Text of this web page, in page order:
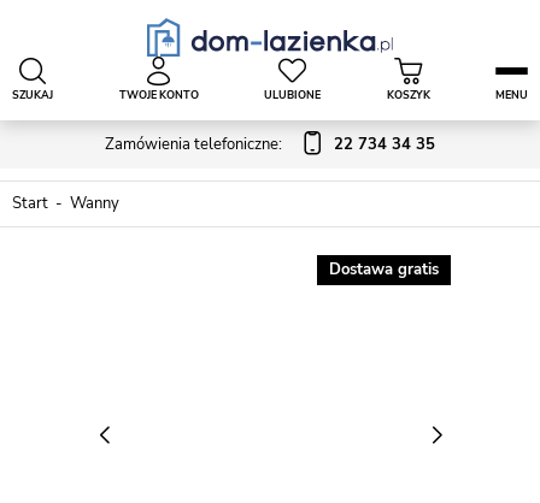
Zamówienia telefoniczne: 22 734 34 35
SZUKAJ TWOJE KONTO ULUBIONE KOSZYK MENU
Start Wanny
Dostawa gratis